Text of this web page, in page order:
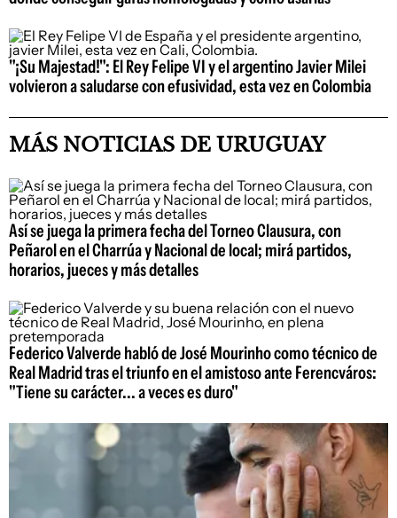
"¡Su Majestad!": El Rey Felipe VI y el argentino Javier Milei
volvieron a saludarse con efusividad, esta vez en Colombia
MÁS NOTICIAS DE URUGUAY
Así se juega la primera fecha del Torneo Clausura, con
Peñarol en el Charrúa y Nacional de local; mirá partidos,
horarios, jueces y más detalles
Federico Valverde habló de José Mourinho como técnico de
Real Madrid tras el triunfo en el amistoso ante Ferencváros:
"Tiene su carácter... a veces es duro"